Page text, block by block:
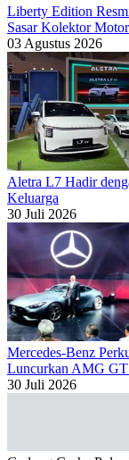
Liberty Edition
Sasar Kolektor
03 Agustus 2026
Aletra L7 Hadir
Keluarga
30 Juli 2026
Mercedes-Benz
Luncurkan AMG
30 Juli 2026